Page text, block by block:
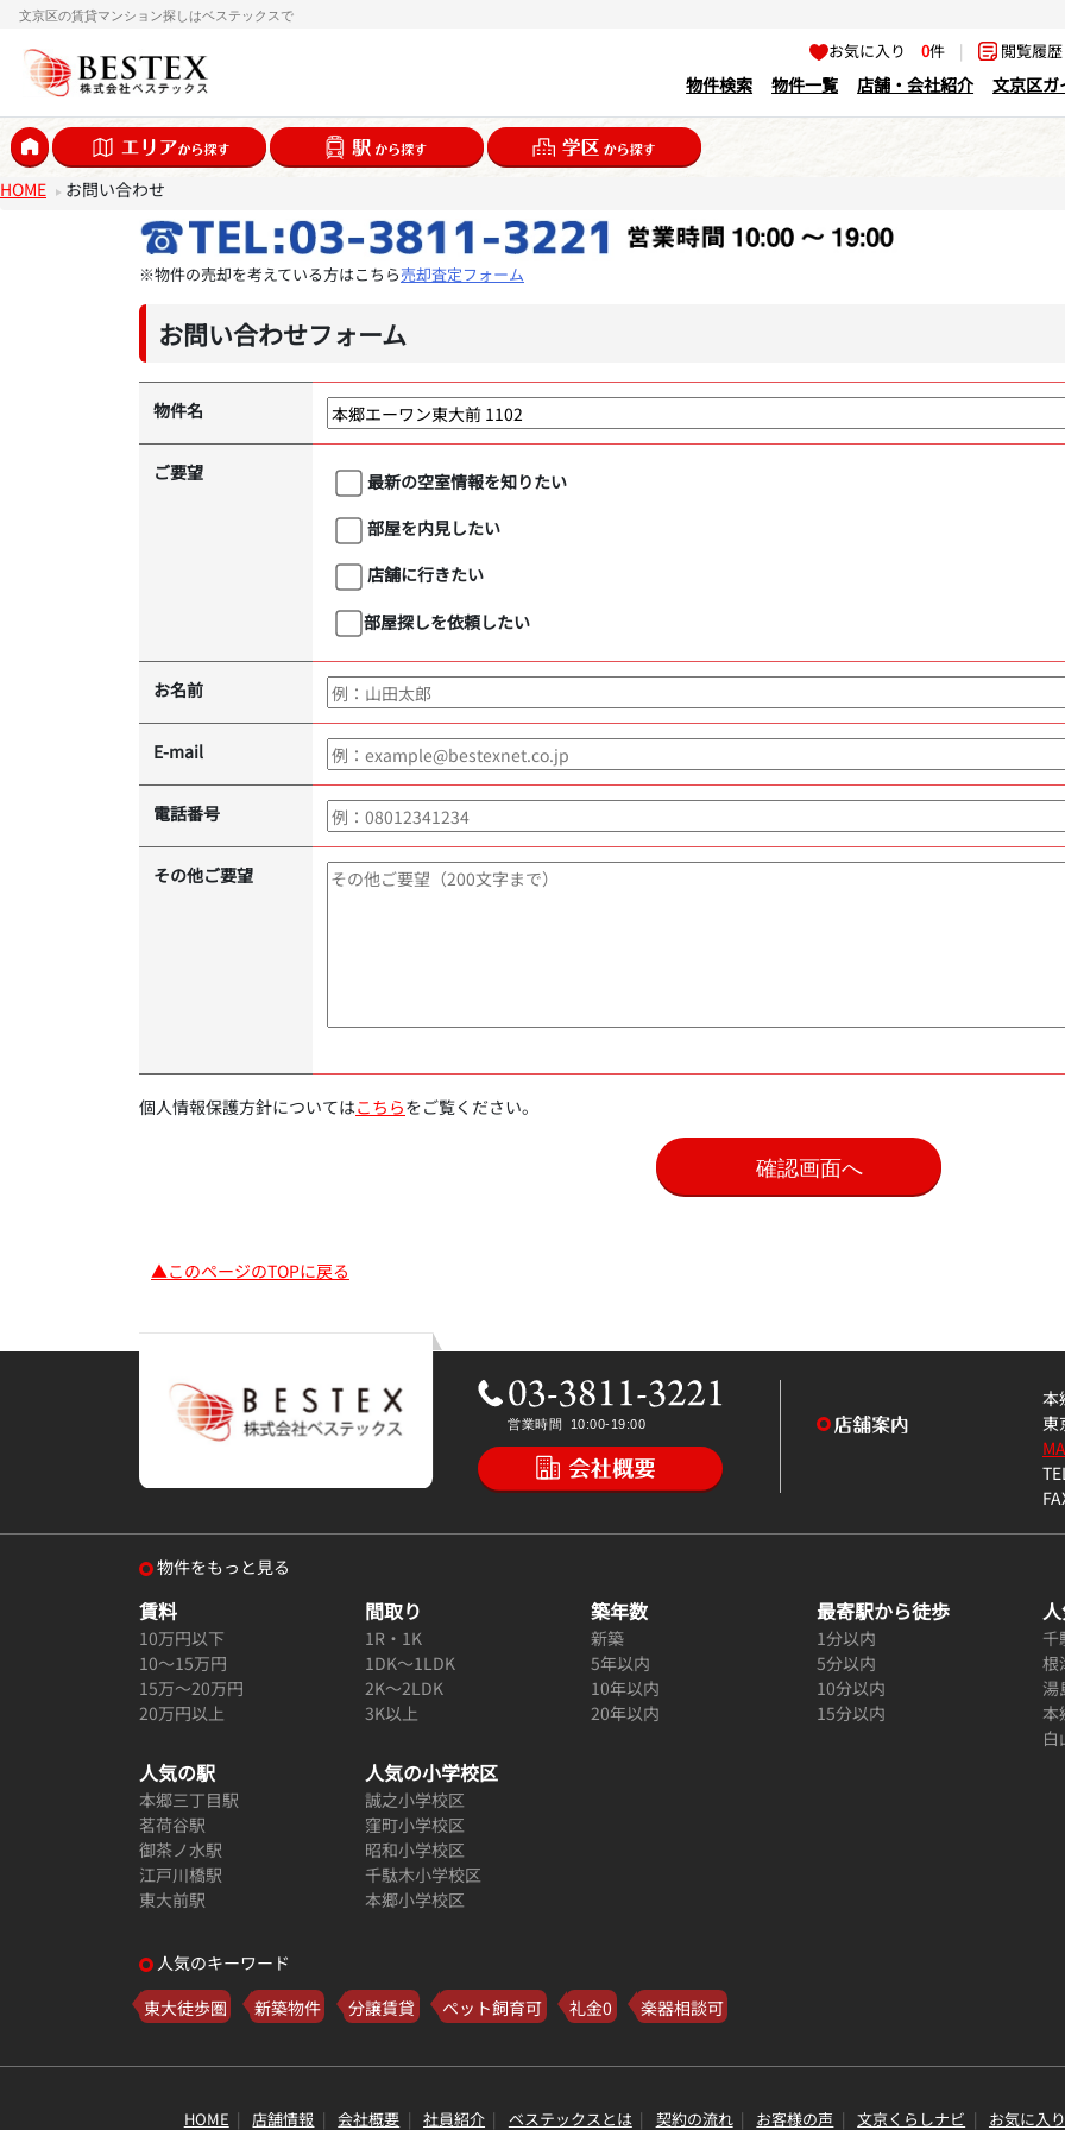
文京区の賃貸マンション探しはベステックスで
お気に入り0件 | 閲覧履
物件検索 物件一覧 店舗・会社紹介 文京区ガ
HOME お問い合わせ
※物件の売却を考えている方はこちら売却査定フォーム
お問い合わせフォーム
物件名
ご要望
最新の空室情報を知りたい
部屋を内見したい
店舗に行きたい
部屋探しを依頼したい
お名前
E-mail
電話番号
その他ご要望
個人情報保護方針についてはこちらをご覧ください。
▲このページのTOPに戻る
本
東
物件をもっと見る
賃料
10万円以下
10～15万円
15万～20万円
20万円以上
間取り
1R・1K
1DK～1LDK
2K～2LDK
3K以上
築年数
新築
5年以内
10年以内
20年以内
最寄駅から徒歩
1分以内
5分以内
10分以内
15分以内
千
根
湯
本
白
人気の駅
本郷三丁目駅
茗荷谷駅
御茶ノ水駅
江戸川橋駅
東大前駅
人気の小学校区
誠之小学校区
窪町小学校区
昭和小学校区
千駄木小学校区
本郷小学校区
人気のキーワード
東大徒歩圏
新築物件 分譲賃貸 ペット飼育可 礼金0 楽器相談可
HOME 店舗情報 会社概要 社員紹介 ベステックスとは 契約の流れ お客様の声 文京くらしナビ お気に入